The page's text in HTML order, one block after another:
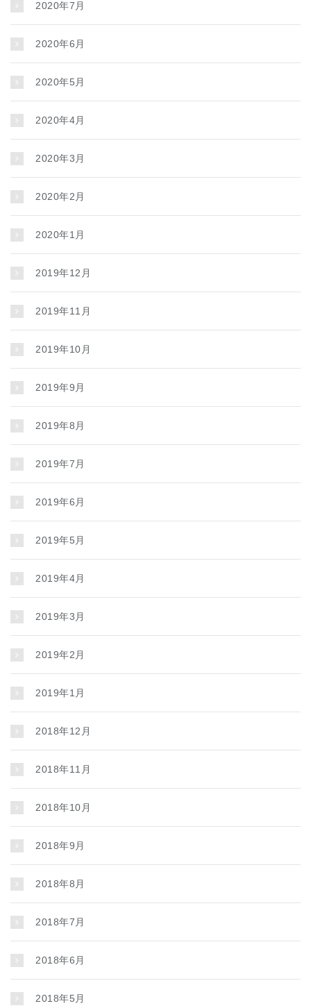
2020年7月
2020年6月
2020年5月
2020年4月
2020年3月
2020年2月
2020年1月
2019年12月
2019年11月
2019年10月
2019年9月
2019年8月
2019年7月
2019年6月
2019年5月
2019年4月
2019年3月
2019年2月
2019年1月
2018年12月
2018年11月
2018年10月
2018年9月
2018年8月
2018年7月
2018年6月
2018年5月